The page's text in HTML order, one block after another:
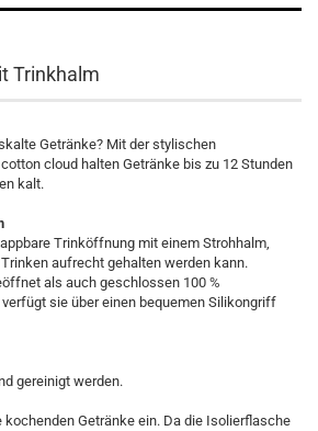
Trinkhalm
Getränke? Mit der stylischen
cloud halten Getränke bis zu 12 Stunden
kalt.
Trinköffnung mit einem Strohhalm,
aufrecht gehalten werden kann.
als auch geschlossen 100 %
sie über einen bequemen Silikongriff
gereinigt werden.
kochenden Getränke ein. Da die Isolierflasche